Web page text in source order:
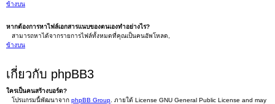
ข้างบน
หากต้องการหาไฟล์เอกสารแนบของตนเองทำอย่างไร?
สามารถหาได้จากรายการไฟล์ทั้งหมดที่คุณเป็นคนอัพโหลด,
ข้างบน
เกี่ยวกับ phpBB3
ใครเป็นคนสร้างบอร์ด?
โปรแกรมนี้พัฒนาจาก phpBB Group . ภายใต้ License GNU General Public License and may